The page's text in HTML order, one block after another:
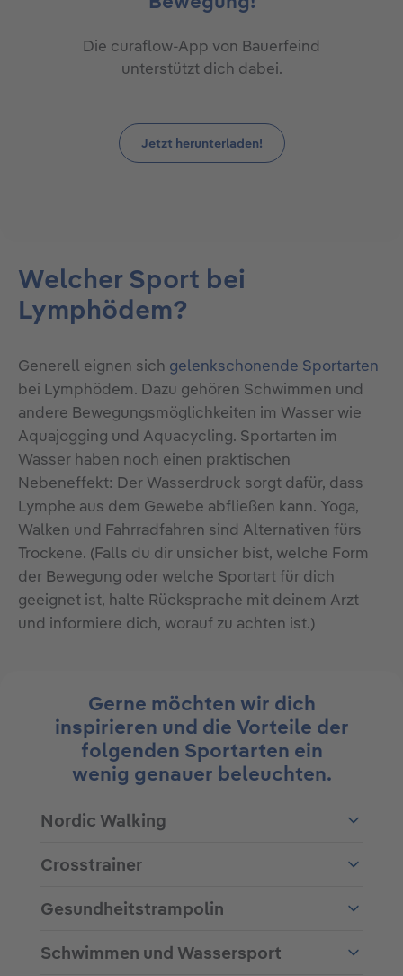
Die curaflow-App von Bauerfeind
unterstützt dich dabei.
Jetzt herunterladen!
Welcher Sport bei
Lymphödem?
Generell eignen sich gelenkschonende Sportarten
bei Lymphödem. Dazu gehören Schwimmen und
andere Bewegungsmöglichkeiten im Wasser wie
Aquajogging und Aquacycling. Sportarten im
Wasser haben noch einen praktischen
Nebeneffekt: Der Wasserdruck sorgt dafür, dass
Lymphe aus dem Gewebe abfließen kann. Yoga,
Walken und Fahrradfahren sind Alternativen fürs
Trockene. (Falls du dir unsicher bist, welche Form
der Bewegung oder welche Sportart für dich
geeignet ist, halte Rücksprache mit deinem Arzt
und informiere dich, worauf zu achten ist.)
Gerne möchten wir dich
inspirieren und die Vorteile der
folgenden Sportarten ein
wenig genauer beleuchten.
Nordic Walking
Crosstrainer
Gesundheitstrampolin
Schwimmen und Wassersport